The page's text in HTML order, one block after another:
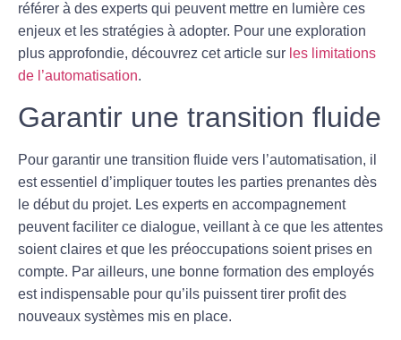
référer à des experts qui peuvent mettre en lumière ces
enjeux et les stratégies à adopter. Pour une exploration
plus approfondie, découvrez cet article sur les limitations
de l’automatisation.
Garantir une transition fluide
Pour garantir une transition fluide vers l’automatisation, il
est essentiel d’impliquer toutes les parties prenantes dès
le début du projet. Les experts en accompagnement
peuvent faciliter ce dialogue, veillant à ce que les attentes
soient claires et que les préoccupations soient prises en
compte. Par ailleurs, une bonne formation des employés
est indispensable pour qu’ils puissent tirer profit des
nouveaux systèmes mis en place.